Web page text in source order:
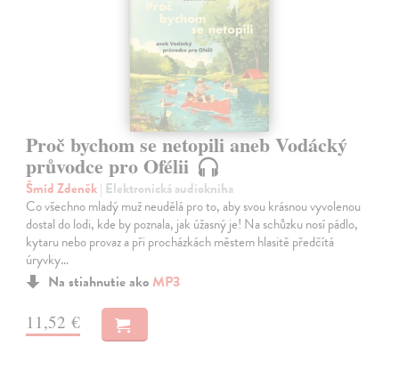
Proč bychom se netopili aneb Vodácký
průvodce pro Ofélii
Šmíd Zdeněk| Elektronická audiokniha
Co všechno mladý muž neudělá pro to, aby svou krásnou vyvolenou
dostal do lodi, kde by poznala, jak úžasný je! Na schůzku nosí pádlo,
kytaru nebo provaz a při procházkách městem hlasitě předčítá
úryvky…
Na stiahnutie ako MP3
11,52 €